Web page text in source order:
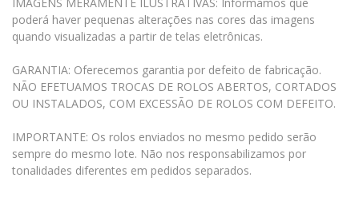
poderá haver pequenas alterações nas cores das imagens
quando visualizadas a partir de telas eletrônicas.
GARANTIA: Oferecemos garantia por defeito de fabricação.
NÃO EFETUAMOS TROCAS DE ROLOS ABERTOS, CORTADOS
OU INSTALADOS, COM EXCESSÃO DE ROLOS COM DEFEITO.
IMPORTANTE: Os rolos enviados no mesmo pedido serão
sempre do mesmo lote. Não nos responsabilizamos por
tonalidades diferentes em pedidos separados.